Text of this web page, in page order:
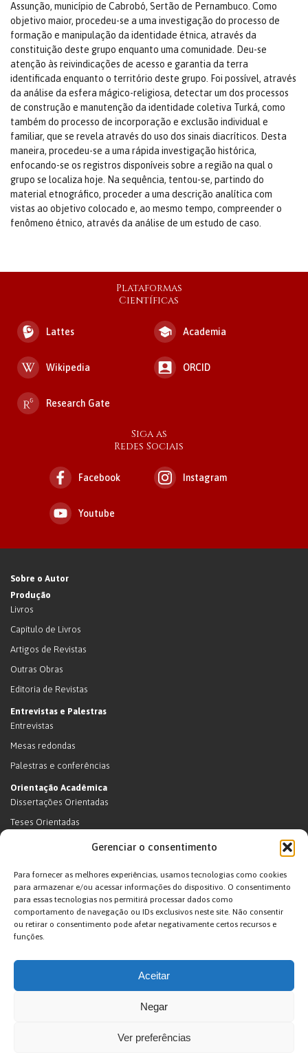
Gerenciar o consentimento
Para fornecer as melhores experiências, usamos tecnologias como cookies
para armazenar e/ou acessar informações do dispositivo. O consentimento
para essas tecnologias nos permitirá processar dados como
comportamento de navegação ou IDs exclusivos neste site. Não consentir
ou retirar o consentimento pode afetar negativamente certos recursos e
funções.
Aceitar
Negar
Ver preferências
Assunção, município de Cabrobó, Sertão de Pernambuco. Como
objetivo maior, procedeu-se a uma investigação do processo de
formação e manipulação da identidade étnica, através da
constituição deste grupo enquanto uma comunidade. Deu-se
atenção às reivindicações de acesso e garantia da terra
identificada enquanto o território deste grupo. Foi possível, através
da análise da esfera mágico-religiosa, detectar um dos processos
de construção e manutenção da identidade coletiva Turká, como
também do processo de incorporação e exclusão individual e
familiar, que se revela através do uso dos sinais diacríticos. Desta
maneira, procedeu-se a uma rápida investigação histórica,
enfocando-se os registros disponíveis sobre a região na qual o
grupo se localiza hoje. Na sequência, tentou-se, partindo do
material etnográfico, proceder a uma descrição analítica com
vistas ao objetivo colocado e, ao mesmo tempo, compreender o
fenômeno étnico, através da análise de um estudo de caso.
Plataformas
Científicas
Lattes Academia
Wikipedia ORCID
Research Gate
Siga as
Redes Sociais
Facebook Instagram
Youtube
Sobre o Autor
Produção
Livros
Capítulo de Livros
Artigos de Revistas
Outras Obras
Editoria de Revistas
Entrevistas e Palestras
Entrevistas
Mesas redondas
Palestras e conferências
Orientação Acadêmica
Dissertações Orientadas
Teses Orientadas
Livros (dissertações e teses)
Supervisão de pós-doutorado
Supervisão de pós-doutorado (em andamento)
Orientações de outra natureza
Exposições
Terras Indígenas
Projetos